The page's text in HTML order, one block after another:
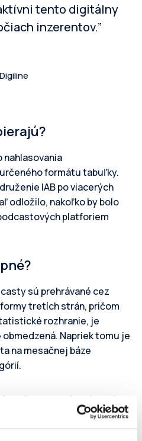
tento digitálny
inzerentov.”
nahlasovania
formátu tabuľky.
IAB po viacerých
odložilo, nakoľko by bolo
platforiem
sú prehrávané cez
tretích strán, pričom
rozhranie, je
Napriek tomu je
na mesačnej báze
o danom podcaste
– ako
(prípadne
počet vydaných